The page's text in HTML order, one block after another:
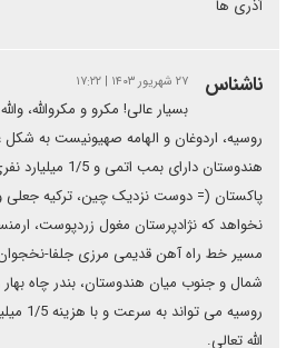
آذری ها
ناشناس ۲۷ شهریور ۱۴۰۳ | ۱۷:۲۲
بسیار عالی! مکرو و مکروالله،
روسیه، اردوغان و الهامه صهیونیست به شکل
هندوستان دارای
پاکستان (= دوست نزدیک چین، ترکیه جعلی و
نخواهد که نژادپرستان مغول زردپوست،
مسیر خط راه آهن قدیمی مرزی جلفا-
شمال و جنوب میان هندوستان، بندر چاه
روسیه
الله تعالی.